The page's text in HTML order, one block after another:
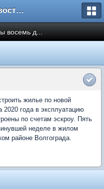
Форум Новостройки
восемь д...
жилье по новой
2020 года в эксплуатацию
по счетам эскроу. Пять
неделе в жилом
районе Волгограда.